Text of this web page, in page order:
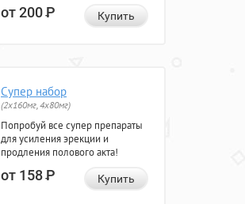
от 200Р Купить
Супер набор
(2х160мг, 4х80мг)
Попробуй все супер препараты
для усиления эрекции и
продления полового акта!
от 158Р Купить